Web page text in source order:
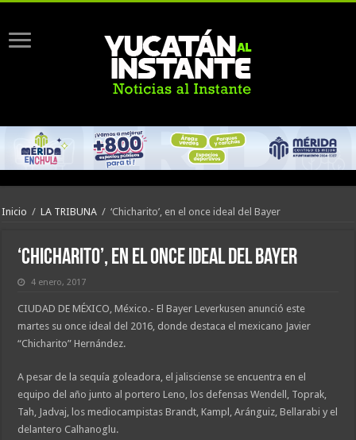
Inicio / LA TRIBUNA / ‘Chicharito’, en el once ideal del Bayer
‘Chicharito’, en el once ideal del Bayer
4 enero, 2017
CIUDAD DE MÉXICO, México.- El Bayer Leverkusen anunció este
martes su once ideal del 2016, donde destaca el mexicano Javier
“Chicharito” Hernández.
A pesar de la sequía goleadora, el jalisciense se encuentra en el
equipo del año junto al portero Leno, los defensas Wendell, Toprak,
Tah, Jadvaj, los mediocampistas Brandt, Kampl, Aránguiz, Bellarabi y el
delantero Calhanoglu.